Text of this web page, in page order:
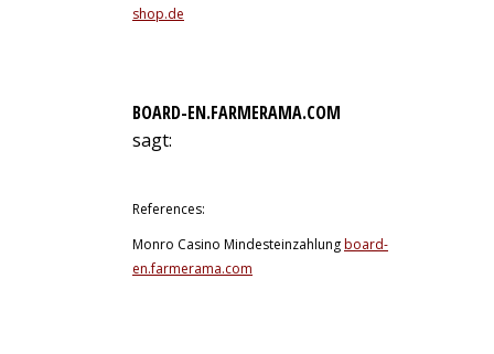
shop.de
BOARD-EN.FARMERAMA.COM
sagt:
References:
Monro Casino Mindesteinzahlungboard-
en.farmerama.com